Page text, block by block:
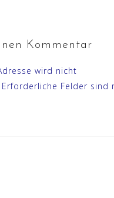
Kommentar
wird nicht
Erforderliche Felder sind